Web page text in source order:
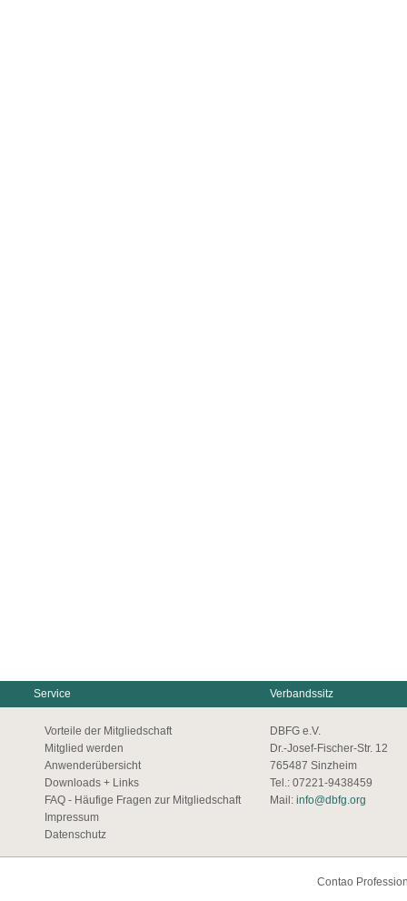
Service
Vorteile der Mitgliedschaft
Mitglied werden
Anwenderübersicht
Downloads + Links
FAQ - Häufige Fragen zur Mitgliedschaft
Impressum
Datenschutz
Verbandssitz
DBFG e.V.
Dr.-Josef-Fischer-Str. 12
765487 Sinzheim
Tel.: 07221-9438459
Mail: info@dbfg.org
Contao